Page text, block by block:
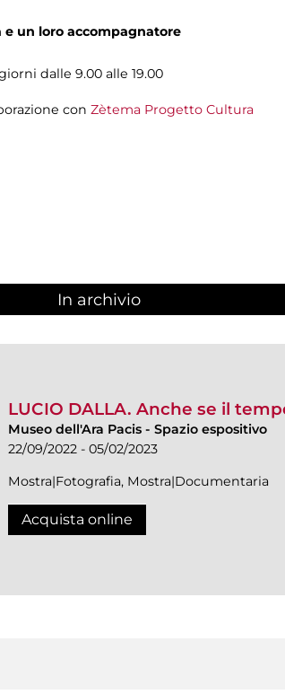
un loro accompagnatore
dalle 9.00 alle 19.00
con Zètema Progetto Cultura
In archivio
LUCIO DALLA. Anche se il
Museo dell'Ara Pacis - Spazio espositivo
22/09/2022 - 05/02/2023
Mostra|Fotografia, Mostra|Documentaria
Acquista online